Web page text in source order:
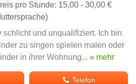
pro Stunde: 15,00 - 30,00 €
schlicht und unqualifiziert. Ich bin
zu singen spielen malen oder
in ihrer Wohnung... » mehr
Telefon